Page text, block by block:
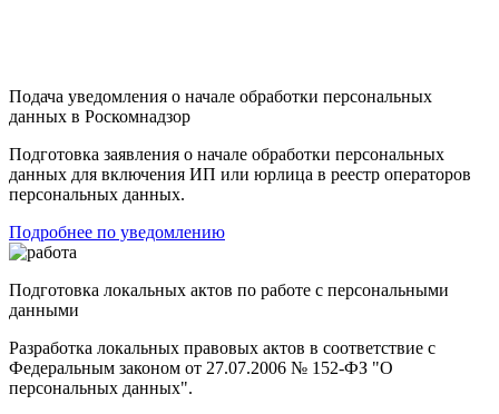
Подача уведомления о начале обработки персональных
данных в Роскомнадзор
Подготовка заявления о начале обработки персональных
данных для включения ИП или юрлица в реестр операторов
персональных данных.
Подробнее по уведомлению
Подготовка локальных актов по работе с персональными
данными
Разработка локальных правовых актов в соответствие с
Федеральным законом от 27.07.2006 № 152-ФЗ "О
персональных данных".